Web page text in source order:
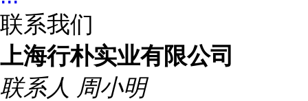
联系我们
上海行朴实业有限公司
联系人 周小明